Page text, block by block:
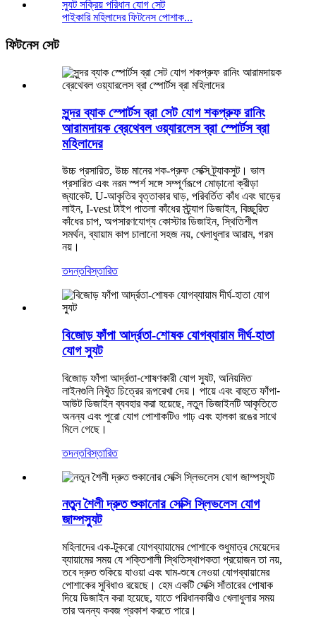
পাইকারি মহিলাদের ফিটনেস পোশাক...
ফিটনেস সেট
সুন্দর ব্যাক স্পোর্টস ব্রা সেট যোগ শকপ্রুফ রানিং
আরামদায়ক ব্রেথেবল ওয়্যারলেস ব্রা স্পোর্টস ব্রা
মহিলাদের
উচ্চ প্রসারিত, উচ্চ মানের শক-প্রুফ সেক্সি ট্র্যাকসুট। ভাল
প্রসারিত এবং নরম স্পর্শ সঙ্গে সম্পূর্ণরূপে মোড়ানো ক্রীড়া
জ্যাকেট. U-আকৃতির বৃত্তাকার ঘাড়, পরিবর্তিত কাঁধ এবং ঘাড়ের
লাইন, I-vest টাইপ পাতলা কাঁধের স্ট্র্যাপ ডিজাইন, বিচ্ছুরিত
কাঁধের চাপ, অপসারণযোগ্য কোস্টার ডিজাইন, স্থিতিশীল
সমর্থন, ব্যায়াম কাপ চালানো সহজ নয়, খেলাধুলার আরাম, গরম
নয়।
তদন্তবিস্তারিত
বিজোড় ফাঁপা আর্দ্রতা-শোষক যোগব্যায়াম দীর্ঘ-হাতা
যোগ স্যুট
বিজোড় ফাঁপা আর্দ্রতা-শোষণকারী যোগ স্যুট, অনিয়মিত
লাইনগুলি নিখুঁত চিত্রের রূপরেখা দেয়। পায়ে এবং বাহুতে ফাঁপা-
আউট ডিজাইন ব্যবহার করা হয়েছে, নতুন ডিজাইনটি আকৃতিতে
অনন্য এবং পুরো যোগ পোশাকটিও গাঢ় এবং হালকা রঙের সাথে
মিলে গেছে।
তদন্তবিস্তারিত
নতুন শৈলী দ্রুত শুকানোর সেক্সি স্লিভলেস যোগ
জাম্পস্যুট
মহিলাদের এক-টুকরো যোগব্যায়ামের পোশাকে শুধুমাত্র মেয়েদের
ব্যায়ামের সময় যে শক্তিশালী স্থিতিস্থাপকতা প্রয়োজন তা নয়,
তবে দ্রুত শুকিয়ে যাওয়া এবং ঘাম-শুষে নেওয়া যোগব্যায়ামের
পোশাকের সুবিধাও রয়েছে। হেম একটি সেক্সি সাঁতারের পোষাক
দিয়ে ডিজাইন করা হয়েছে, যাতে পরিধানকারীও খেলাধুলার সময়
তার অনন্য কবজ প্রকাশ করতে পারে।